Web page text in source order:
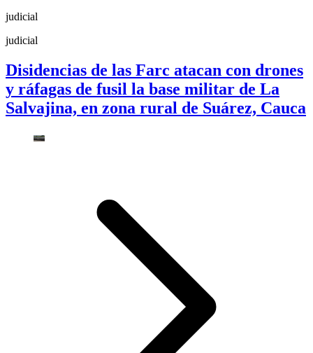
judicial
judicial
Disidencias de las Farc atacan con drones
y ráfagas de fusil la base militar de La
Salvajina, en zona rural de Suárez, Cauca